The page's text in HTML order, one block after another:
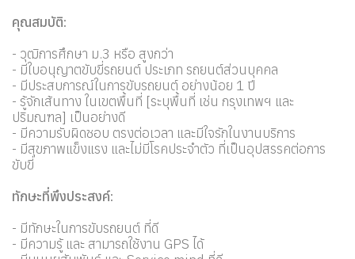
คุณสมบัติ:
- วุฒิการศึกษา ม.3 หรือ สูงกว่า
- มีใบอนุญาตขับขี่รถยนต์ ประเภท รถยนต์ส่วนบุคคล
- มีประสบการณ์ในการขับรถยนต์ อย่างน้อย 1 ปี
- รู้จักเส้นทาง ในเขตพื้นที่ [ระบุพื้นที่ เช่น กรุงเทพฯ และ
ปริมณฑล] เป็นอย่างดี
- มีความรับผิดชอบ ตรงต่อเวลา และมีใจรักในงานบริการ
- มีสุขภาพแข็งแรง และไม่มีโรคประจำตัว ที่เป็นอุปสรรคต่อการ
ขับขี่
ทักษะที่พึงประสงค์:
- มีทักษะในการขับรถยนต์ ที่ดี
- มีความรู้ และ สามารถใช้งาน GPS ได้